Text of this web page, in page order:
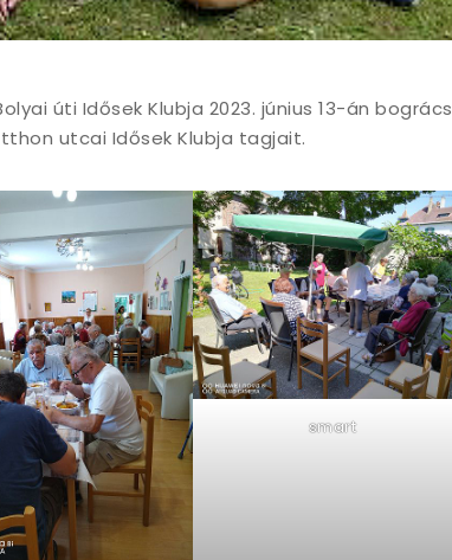
úti Idősek Klubja 2023. június 13-án bogrács
utcai Idősek Klubja tagjait.
smart